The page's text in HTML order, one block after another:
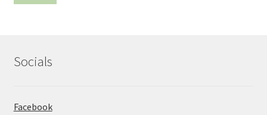
Socials
Facebook